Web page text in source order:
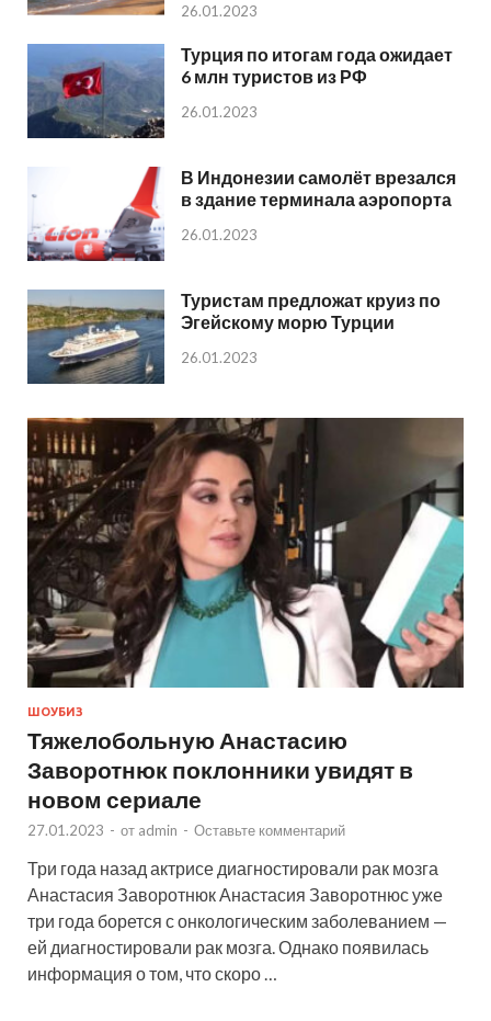
26.01.2023
Турция по итогам года ожидает
6 млн туристов из РФ
26.01.2023
В Индонезии самолёт врезался
в здание терминала аэропорта
26.01.2023
Туристам предложат круиз по
Эгейскому морю Турции
26.01.2023
ШОУБИЗ
Тяжелобольную Анастасию
Заворотнюк поклонники увидят в
новом сериале
27.01.2023 - от admin - Оставьте комментарий
Три года назад актрисе диагностировали рак мозга
Анастасия Заворотнюк Анастасия Заворотнюс уже
три года борется с онкологическим заболеванием —
ей диагностировали рак мозга. Однако появилась
информация о том, что скоро …